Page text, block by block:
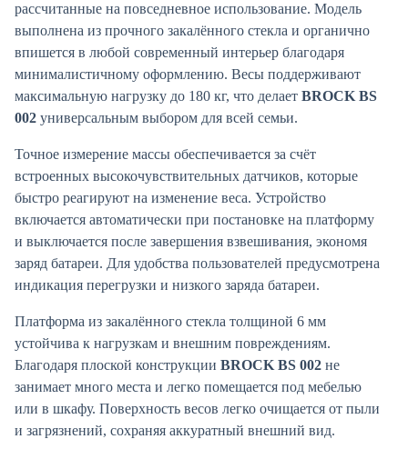
рассчитанные на повседневное использование. Модель
выполнена из прочного закалённого стекла и органично
впишется в любой современный интерьер благодаря
минималистичному оформлению. Весы поддерживают
максимальную нагрузку до 180 кг, что делает BROCK BS
002 универсальным выбором для всей семьи.
Точное измерение массы обеспечивается за счёт
встроенных высокочувствительных датчиков, которые
быстро реагируют на изменение веса. Устройство
включается автоматически при постановке на платформу
и выключается после завершения взвешивания, экономя
заряд батареи. Для удобства пользователей предусмотрена
индикация перегрузки и низкого заряда батареи.
Платформа из закалённого стекла толщиной 6 мм
устойчива к нагрузкам и внешним повреждениям.
Благодаря плоской конструкции BROCK BS 002 не
занимает много места и легко помещается под мебелью
или в шкафу. Поверхность весов легко очищается от пыли
и загрязнений, сохраняя аккуратный внешний вид.